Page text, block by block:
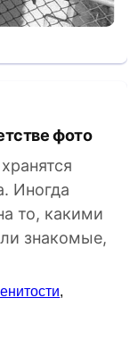
фото
Иногда
то, какими
знакомые,
,